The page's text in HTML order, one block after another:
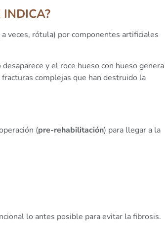
INDICA?
veces, rótula) por componentes artificiales
y el roce hueso con hueso genera
complejas que han destruido la
(pre-rehabilitación) para llegar a la
lo antes posible para evitar la fibrosis.